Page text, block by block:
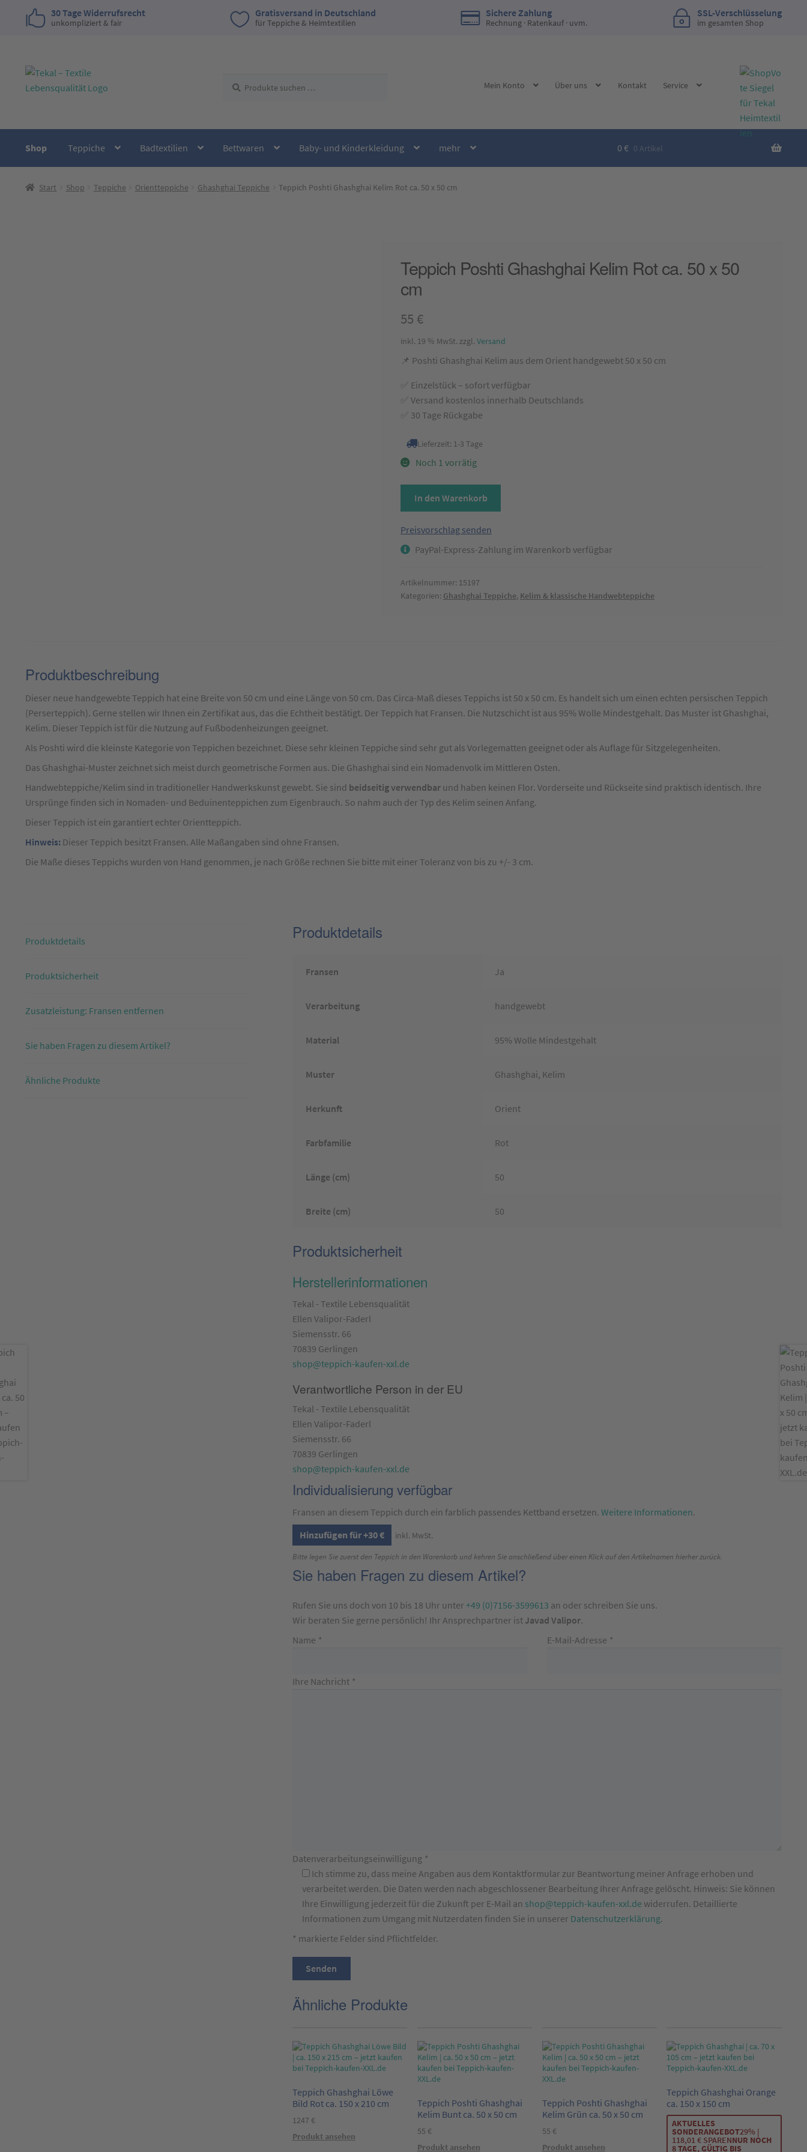
30 Tage Widerrufsrecht
unkompliziert & fair
Gratisversand in Deutschland
für Teppiche & Heimtextilien
Sichere Zahlung
Rechnung · Ratenkauf · uvm.
SSL-Verschlüsselung
im gesamten Shop
Zur
Navigation
Zum
Inhalt
nach:
Mein Konto Über uns Kontakt Service
Shop Teppiche Badtextilien Bettwaren Baby- und Kinderkleidung mehr 0€ 0 Artikel
Start Shop Teppiche Orientteppiche Ghashghai Teppiche Teppich Poshti Ghashghai Kelim Rot ca. 50 x 50 cm
Teppich Poshti Ghashghai Kelim Rot ca. 50 x 50
cm
55 €
inkl. 19 % MwSt. zzgl. Versand
📌 Poshti Ghashghai Kelim aus dem Orient handgewebt 50 x 50 cm
✅ Einzelstück – sofort verfügbar
✅ Versand kostenlos innerhalb Deutschlands
✅ 30 Tage Rückgabe
Lieferzeit: 1-3 Tage
Noch 1 vorrätig
Kelim
Rot
50
x
In den Warenkorb
Preisvorschlag senden
PayPal-Express-Zahlung im Warenkorb verfügbar
Artikelnummer: 15197
Kategorien: Ghashghai Teppiche, Kelim & klassische Handwebteppiche
Produktbeschreibung
für
Teppich
Poshti
Ghashghai
Kelim
Rot
ca.
50
x
50
cm
Produktbeschreibung
Dieser neue handgewebte Teppich hat eine Breite von 50 cm und eine Länge von 50 cm. Das Circa-Maß dieses Teppichs ist 50 x 50 cm. Es handelt sich um einen echten persischen Teppich
(Perserteppich). Gerne stellen wir Ihnen ein Zertifikat aus, das die Echtheit bestätigt. Der Teppich hat Fransen. Die Nutzschicht ist aus 95% Wolle Mindestgehalt. Das Muster ist Ghashghai,
Kelim. Dieser Teppich ist für die Nutzung auf Fußbodenheizungen geeignet.
Als Poshti wird die kleinste Kategorie von Teppichen bezeichnet. Diese sehr kleinen Teppiche sind sehr gut als Vorlegematten geeignet oder als Auflage für Sitzgelegenheiten.
Das Ghashghai-Muster zeichnet sich meist durch geometrische Formen aus. Die Ghashghai sind ein Nomadenvolk im Mittleren Osten.
Handwebteppiche/Kelim sind in traditioneller Handwerkskunst gewebt. Sie sind beidseitig verwendbarund haben keinen Flor. Vorderseite und Rückseite sind praktisch identisch. Ihre
Ursprünge finden sich in Nomaden- und Beduinenteppichen zum Eigenbrauch. So nahm auch der Typ des Kelim seinen Anfang.
Dieser Teppich ist ein garantiert echter Orientteppich.
Hinweis: Dieser Teppich besitzt Fransen. Alle Maßangaben sind ohne Fransen.
Die Maße dieses Teppichs wurden von Hand genommen, je nach Größe rechnen Sie bitte mit einer Toleranz von bis zu +/- 3 cm.
Produktdetails
Produktsicherheit
Zusatzleistung: Fransen entfernen
Sie haben Fragen zu diesem Artikel?
Ähnliche Produkte
Produktdetails
Fransen Ja
Verarbeitung handgewebt
Material 95% Wolle Mindestgehalt
Muster Ghashghai, Kelim
Herkunft Orient
Farbfamilie Rot
Länge (cm) 50
Breite (cm) 50
Produktsicherheit
Herstellerinformationen
Tekal - Textile Lebensqualität
Ellen Valipor-Faderl
Siemensstr. 66
70839 Gerlingen
shop@teppich-kaufen-xxl.de
Verantwortliche Person in der EU
Tekal - Textile Lebensqualität
Ellen Valipor-Faderl
Siemensstr. 66
70839 Gerlingen
shop@teppich-kaufen-xxl.de
Individualisierung verfügbar
Fransen an diesem Teppich durch ein farblich passendes Kettband ersetzen. Weitere Informationen.
Hinzufügen für +30 €
inkl. MwSt.
Bitte legen Sie zuerst den Teppich in den Warenkorb und kehren Sie anschließend über einen Klick auf den Artikelnamen hierher zurück.
Sie haben Fragen zu diesem Artikel?
Rufen Sie uns doch von 10 bis 18 Uhr unter +49 (0)7156-3599613 an oder schreiben Sie uns.
Wir beraten Sie gerne persönlich! Ihr Ansprechpartner ist Javad Valipor.
Name * E-Mail-Adresse *
Ihre Nachricht *
Datenverarbeitungseinwilligung *
Ich stimme zu, dass meine Angaben aus dem Kontaktformular zur Beantwortung meiner Anfrage erhoben und
verarbeitet werden. Die Daten werden nach abgeschlossener Bearbeitung Ihrer Anfrage gelöscht. Hinweis: Sie können
Ihre Einwilligung jederzeit für die Zukunft per E-Mail an shop@teppich-kaufen-xxl.dewiderrufen. Detaillierte
Informationen zum Umgang mit Nutzerdaten finden Sie in unserer Datenschutzerklärung.
* markierte Felder sind Pflichtfelder.
Ähnliche Produkte
Teppich Ghashghai Löwe
Bild Rot ca. 150 x 210 cm
1247 €
Produkt ansehen
Teppich Poshti Ghashghai
Kelim Bunt ca. 50 x 50 cm
55 €
Produkt ansehen
Teppich Poshti Ghashghai
Kelim Grün ca. 50 x 50 cm
55 €
Produkt ansehen
Teppich Ghashghai Orange
ca. 150 x 150 cm
AKTUELLES
SONDERANGEBOT29% |
118,01 € SPARENNUR NOCH
8 TAGE, GÜLTIG BIS